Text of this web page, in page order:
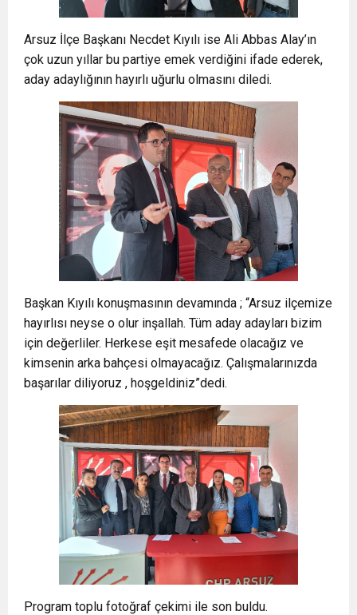
Arsuz İlçe Başkanı Necdet Kıyılı ise Ali Abbas Alay’ın
çok uzun yıllar bu partiye emek verdiğini ifade ederek,
aday adaylığının hayırlı uğurlu olmasını diledi.
Başkan Kıyılı konuşmasının devamında ; “Arsuz ilçemize
hayırlısı neyse o olur inşallah. Tüm aday adayları bizim
için değerliler. Herkese eşit mesafede olacağız ve
kimsenin arka bahçesi olmayacağız. Çalışmalarınızda
başarılar diliyoruz , hoşgeldiniz”dedi.
Program toplu fotoğraf çekimi ile son buldu.